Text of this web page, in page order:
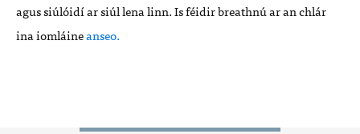
agus siúlóidí ar siúl lena linn. Is féidir breathnú ar an chlár
ina iomláineanseo.